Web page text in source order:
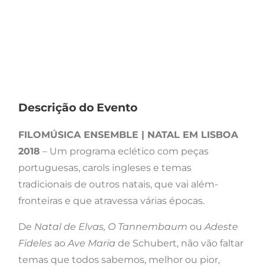
Descrição do Evento
FILOMÚSICA ENSEMBLE | NATAL EM LISBOA
2018 – Um programa eclético com peças
portuguesas, carols ingleses e temas
tradicionais de outros natais, que vai além-
fronteiras e que atravessa várias épocas.
De Natal de Elvas, O Tannembaum ouAdeste
Fideles aoAve Maria de Schubert, não vão faltar
temas que todos sabemos, melhor ou pior,